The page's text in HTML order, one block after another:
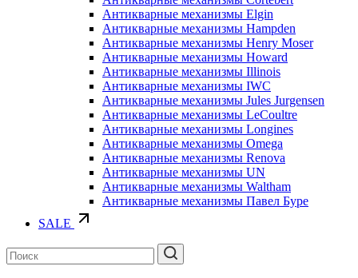
Антикварные механизмы Elgin
Антикварные механизмы Hampden
Антикварные механизмы Henry Moser
Антикварные механизмы Howard
Антикварные механизмы Illinois
Антикварные механизмы IWC
Антикварные механизмы Jules Jurgensen
Антикварные механизмы LeCoultre
Антикварные механизмы Longines
Антикварные механизмы Omega
Антикварные механизмы Renova
Антикварные механизмы UN
Антикварные механизмы Waltham
Антикварные механизмы Павел Буре
SALE